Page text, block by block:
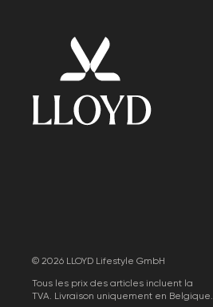
© 2026 LLOYD Lifestyle GmbH
Tous les prix des articles incluent la
TVA. Livraison uniquement en Belgique.